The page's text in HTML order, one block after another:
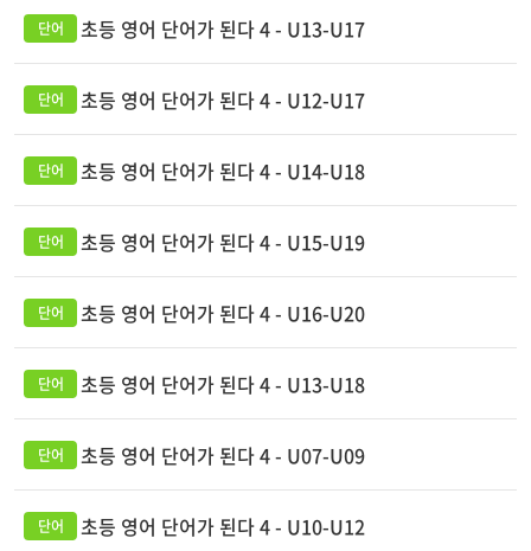
초등 영어 단어가 된다 4 - U13-U17
초등 영어 단어가 된다 4 - U12-U17
초등 영어 단어가 된다 4 - U14-U18
초등 영어 단어가 된다 4 - U15-U19
초등 영어 단어가 된다 4 - U16-U20
초등 영어 단어가 된다 4 - U13-U18
초등 영어 단어가 된다 4 - U07-U09
초등 영어 단어가 된다 4 - U10-U12